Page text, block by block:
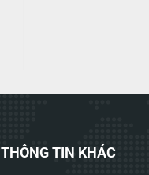
THÔNG TIN KHÁC